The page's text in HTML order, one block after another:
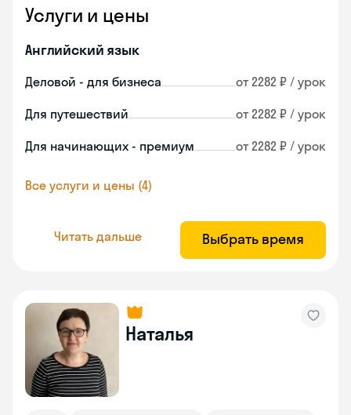
Услуги и цены
Английский язык
Деловой - для бизнеса от 2282 ₽ / урок
Для путешествий от 2282 ₽ / урок
Для начинающих - премиум от 2282 ₽ / урок
Все услуги и цены (4)
Читать дальше Выбрать время
Наталья